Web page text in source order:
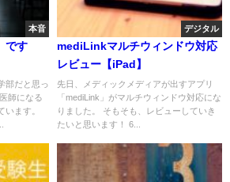
本音
です
部だと思っ
師になる
います。
デジタル
mediLinkマルチウィンドウ対応
レビュー【iPad】
先日、メディックメディアが出すアプリ
「mediLink」がマルチウィンドウ対応にな
りました。 そもそも、レビューしていき
たいと思います！ 6...